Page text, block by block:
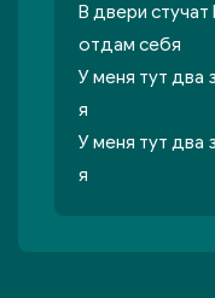
В двери
отдам себя
У меня тут два
я
У меня тут два
я